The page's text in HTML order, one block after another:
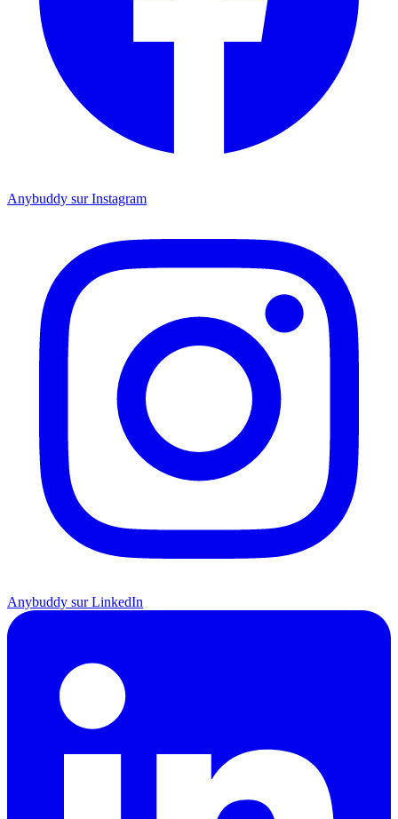
Anybuddy sur Instagram
Anybuddy sur LinkedIn